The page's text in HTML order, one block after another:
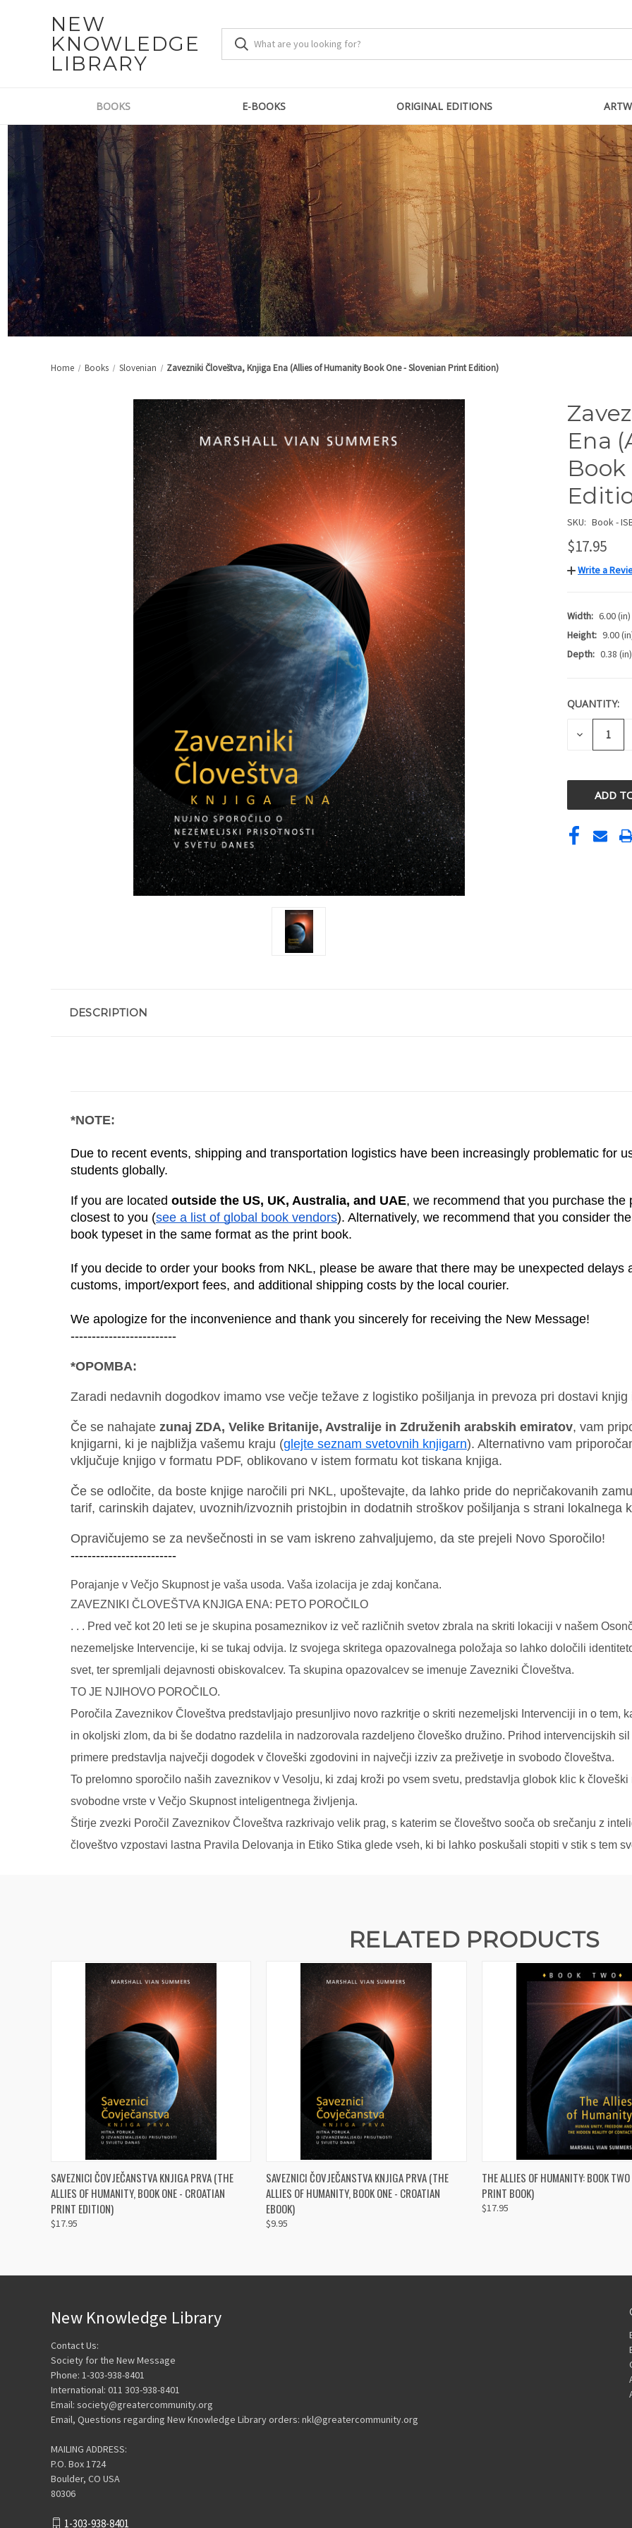
NEW
KNOWLEDGE
LIBRARY
BOOKS E-BOOKS ORIGINAL EDITIONS
Home Books Slovenian Zavezniki Človeštva, Knjiga Ena (Allies of Humanity Book One - Slovenian Print Edition)
Ena
SKU: Book -
$17.95
Write a
Width: 6.00 (in)
Height: 9.00
Depth: 0.38 (in)
CURRENT
STOCK:
QUANTITY:
DECREASE
DESCRIPTION
*NOTE:
Due to recent events, shipping and transportation logistics have been increasingly problematic for
students globally.
If you are located outside the US, UK, Australia, and UAE, we recommend that you purchase
closest to you (see a list of global book vendors). Alternatively, we recommend that you consider
book typeset in the same format as the print book.
If you decide to order your books from NKL, please be aware that there may be unexpected delays
customs, import/export fees, and additional shipping costs by the local courier.
We apologize for the inconvenience and thank you sincerely for receiving the New Message!
-------------------------
*OPOMBA:
Zaradi nedavnih dogodkov imamo vse večje težave z logistiko pošiljanja in prevoza pri dostavi
Če se nahajate zunaj ZDA, Velike Britanije, Avstralije in Združenih arabskih emiratov, vam
knjigarni, ki je najbližja vašemu kraju (glejte seznam svetovnih knjigarn). Alternativno vam
vključuje knjigo v formatu PDF, oblikovano v istem formatu kot tiskana knjiga.
Če se odločite, da boste knjige naročili pri NKL, upoštevajte, da lahko pride do nepričakovanih
tarif, carinskih dajatev, uvoznih/izvoznih pristojbin in dodatnih stroškov pošiljanja s strani lokalnega
Opravičujemo se za nevšečnosti in se vam iskreno zahvaljujemo, da ste prejeli Novo Sporočilo!
-------------------------
Porajanje v Večjo Skupnost je vaša usoda. Vaša izolacija je zdaj končana.
ZAVEZNIKI ČLOVEŠTVA KNJIGA ENA: PETO POROČILO
. . . Pred več kot 20 leti se je skupina posameznikov iz več različnih svetov zbrala na skriti lokaciji v našem
nezemeljske Intervencije, ki se tukaj odvija. Iz svojega skritega opazovalnega položaja so lahko določili
svet, ter spremljali dejavnosti obiskovalcev. Ta skupina opazovalcev se imenuje Zavezniki Človeštva.
TO JE NJIHOVO POROČILO.
Poročila Zaveznikov Človeštva predstavljajo presunljivo novo razkritje o skriti nezemeljski Intervenciji in o tem,
in okoljski zlom, da bi še dodatno razdelila in nadzorovala razdeljeno človeško družino. Prihod intervencijskih
primere predstavlja največji dogodek v človeški zgodovini in največji izziv za preživetje in svobodo človeštva.
To prelomno sporočilo naših zaveznikov v Vesolju, ki zdaj kroži po vsem svetu, predstavlja globok klic k
svobodne vrste v Večjo Skupnost inteligentnega življenja.
Štirje zvezki Poročil Zaveznikov Človeštva razkrivajo velik prag, s katerim se človeštvo sooča ob srečanju z
človeštvo vzpostavi lastna Pravila Delovanja in Etiko Stika glede vseh, ki bi lahko poskušali stopiti v stik s tem
RELATED PRODUCTS
QUICK VIEW ADD TO CART
SAVEZNICI ČOVJEČANSTVA KNJIGA PRVA (THE
ALLIES OF HUMANITY, BOOK ONE - CROATIAN
PRINT EDITION)
$17.95
QUICK VIEW ADD TO CART
SAVEZNICI ČOVJEČANSTVA KNJIGA PRVA (THE
ALLIES OF HUMANITY, BOOK ONE - CROATIAN
EBOOK)
$9.95
QUICK VIEW ADD
THE ALLIES OF HUMANITY: BOOK
PRINT BOOK)
$17.95
New Knowledge Library
Contact Us:
Society for the New Message
Phone: 1-303-938-8401
International: 011 303-938-8401
Email: society@greatercommunity.org
Email, Questions regarding New Knowledge Library orders: nkl@greatercommunity.org
MAILING ADDRESS:
P.O. Box 1724
Boulder, CO USA
80306
1-303-938-8401